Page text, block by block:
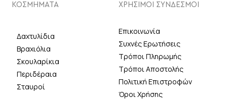
ΚΟΣΜΗΜΑΤΑ
Δαχτυλίδια
Βραχιόλια
Σκουλαρίκια
Περιδέραια
Σταυροί
ΧΡΗΣΙΜΟΙ ΣΥΝΔΕΣΜΟΙ
Επικοινωνία
Συχνές Ερωτήσεις
Τρόποι Πληρωμής
Τρόποι Αποστολής
Πολιτική Επιστροφών
Όροι Χρήσης